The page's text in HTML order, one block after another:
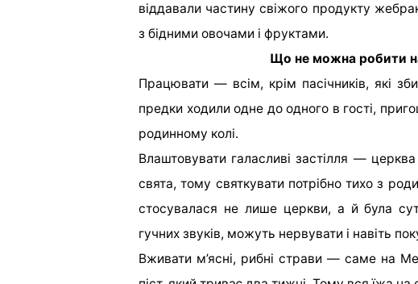
віддавали частину свіжого продукту
з бідними овочами і фруктами.
Що не можна робити
Працювати — всім, крім пасічників, які
предки ходили одне до одного в гості,
родинному колі.
Влаштовувати галасливі застілля —
свята, тому святкувати потрібно тихо з
стосувалася не лише церкви, а й була
гучних звуків, можуть нервувати і навіть
Вживати м’ясні, рибні страви — саме на